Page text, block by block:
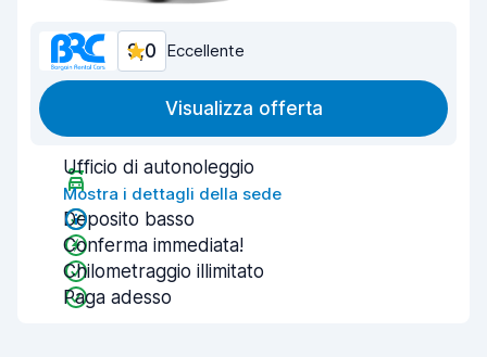
9,0 Eccellente
Visualizza offerta
Ufficio di autonoleggio
Mostra i dettagli della sede
Deposito basso
Conferma immediata!
Chilometraggio illimitato
Paga adesso